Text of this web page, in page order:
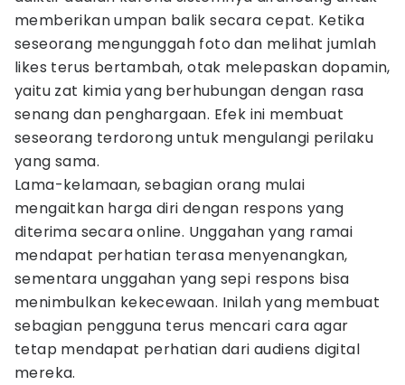
memberikan umpan balik secara cepat. Ketika
seseorang mengunggah foto dan melihat jumlah
likes terus bertambah, otak melepaskan dopamin,
yaitu zat kimia yang berhubungan dengan rasa
senang dan penghargaan. Efek ini membuat
seseorang terdorong untuk mengulangi perilaku
yang sama.
Lama-kelamaan, sebagian orang mulai
mengaitkan harga diri dengan respons yang
diterima secara online. Unggahan yang ramai
mendapat perhatian terasa menyenangkan,
sementara unggahan yang sepi respons bisa
menimbulkan kekecewaan. Inilah yang membuat
sebagian pengguna terus mencari cara agar
tetap mendapat perhatian dari audiens digital
mereka.